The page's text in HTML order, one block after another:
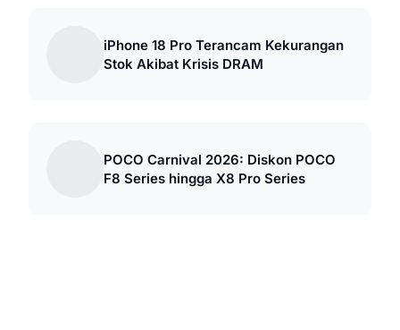
iPhone 18 Pro Terancam Kekurangan
Stok Akibat Krisis DRAM
POCO Carnival 2026: Diskon POCO
F8 Series hingga X8 Pro Series